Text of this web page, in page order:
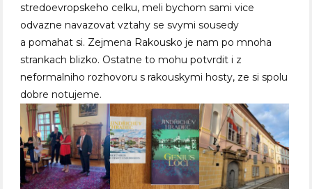
stredoevropskeho celku, meli bychom sami vice
odvazne navazovat vztahy se svymi sousedy
a pomahat si. Zejmena Rakousko je nam po mnoha
strankach blizko. Ostatne to mohu potvrdit i z
neformalniho rozhovoru s rakouskymi hosty, ze si spolu
dobre notujeme.